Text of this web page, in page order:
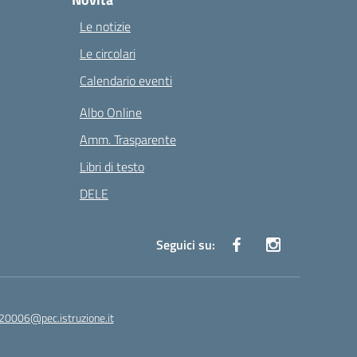
Le notizie
Le circolari
Calendario eventi
Albo Online
Amm. Trasparente
Libri di testo
DELE
Seguici su: